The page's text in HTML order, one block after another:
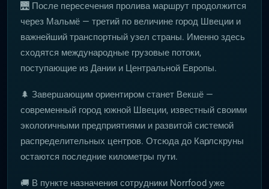
🌉 После пересечения пролива маршрут продолжится
через Мальмё — третий по величине город Швеции и
важнейший транспортный узел страны. Именно здесь
сходятся международные грузовые потоки,
поступающие из Дании и Центральной Европы.
🌲 Завершающим ориентиром станет Векшё —
современный город южной Швеции, известный своими
экологичными предприятиями и развитой системой
распределительных центров. Отсюда до Карлскруны
остаются последние километры пути.
🚚 В пункте назначения сотрудники Norrfood уже